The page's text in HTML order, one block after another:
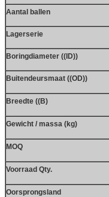
Aantal ballen
Lagerserie
Boringdiameter ((ID))
Buitendeursmaat ((OD))
Breedte ((B)
Gewicht / massa (kg)
MOQ
Voorraad Qty.
Oorsprongsland